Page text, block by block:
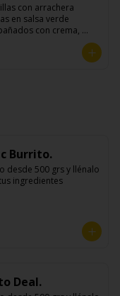
con arrachera
en salsa verde
con crema,
Burrito.
desde 500 grs y llénalo
ingredientes
Deal.